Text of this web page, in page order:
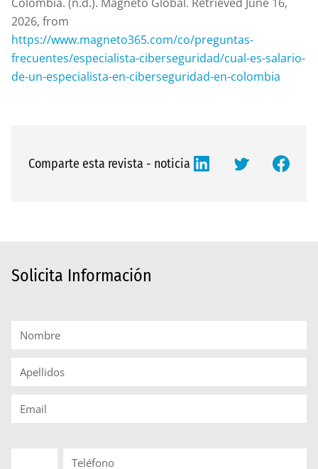
2026, from
https://www.magneto365.com/co/preguntas-
frecuentes/especialista-ciberseguridad/cual-es-salario-
de-un-especialista-en-ciberseguridad-en-colombia
Comparte esta revista - noticia
Solicita Información